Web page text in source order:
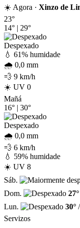
☀️ Agora · Xinzo de
23°
14° | 29°
Despexado
💧 61% humidade
🌧️ 0,0 mm
💨 9 km/h
☀️ UV 0
Mañá
16° | 30°
Despexado
🌧️ 0,0 mm
💨 6 km/h
💧 59% humidade
☀️ UV 8
Sáb.
Dom.
27°
Lun.
30°
Servizos